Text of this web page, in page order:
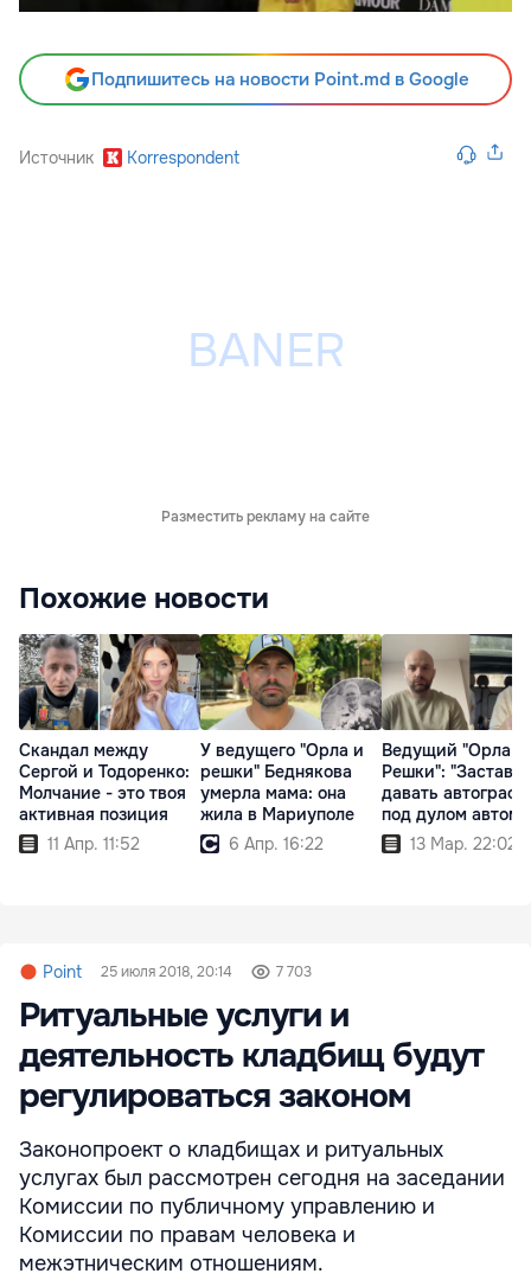
Подпишитесь на новости Point.md в Google
Источник Korrespondent
Разместить рекламу на сайте
Похожие новости
Скандал между
Сергой и Тодоренко:
Молчание - это твоя
активная позиция
11 Апр. 11:52
У ведущего "Орла и
решки" Беднякова
умерла мама: она
жила в Мариуполе
6 Апр. 16:22
Ведущий "Орла и
Решки":
давать автографы
под дулом
13 Мар. 22:02
Point 25 июля 2018, 20:14 7 703
Ритуальные услуги и
деятельность кладбищ будут
регулироваться законом
Законопроект о кладбищах и ритуальных
услугах был рассмотрен сегодня на заседании
Комиссии по публичному управлению и
Комиссии по правам человека и
межэтническим отношениям.